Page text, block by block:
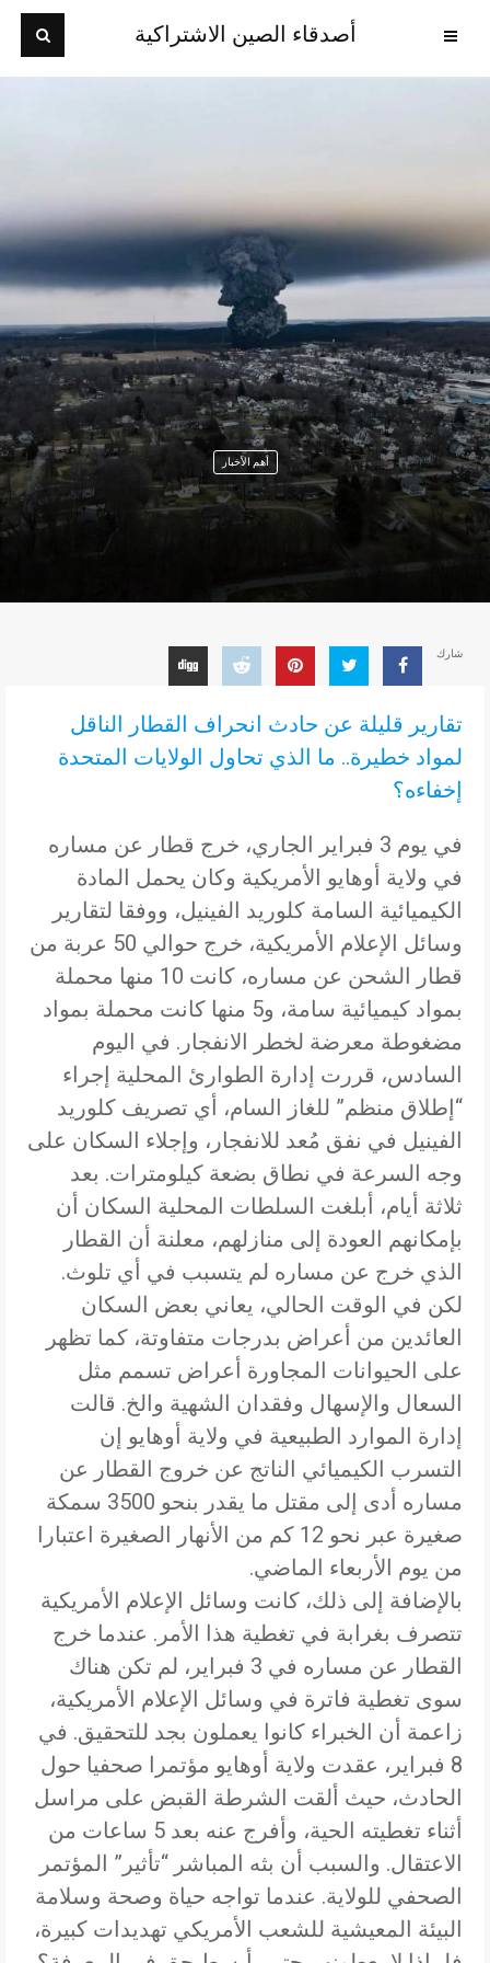
أصدقاء الصين الاشتراكية
أهم الأخبار
شارك
تقارير قليلة عن حادث انحراف القطار الناقل
لمواد خطيرة.. ما الذي تحاول الولايات المتحدة
إخفاءه؟
في يوم 3 فبراير الجاري، خرج قطار عن مساره
في ولاية أوهايو الأمريكية وكان يحمل المادة
الكيميائية السامة كلوريد الفينيل، ووفقا لتقارير
وسائل الإعلام الأمريكية، خرج حوالي 50 عربة من
قطار الشحن عن مساره، كانت 10 منها محملة
بمواد كيميائية سامة، و5 منها كانت محملة بمواد
مضغوطة معرضة لخطر الانفجار. في اليوم
السادس، قررت إدارة الطوارئ المحلية إجراء
“إطلاق منظم” للغاز السام، أي تصريف كلوريد
الفينيل في نفق مُعد للانفجار، وإجلاء السكان على
وجه السرعة في نطاق بضعة كيلومترات. بعد
ثلاثة أيام، أبلغت السلطات المحلية السكان أن
بإمكانهم العودة إلى منازلهم، معلنة أن القطار
الذي خرج عن مساره لم يتسبب في أي تلوث.
لكن في الوقت الحالي، يعاني بعض السكان
العائدين من أعراض بدرجات متفاوتة، كما تظهر
على الحيوانات المجاورة أعراض تسمم مثل
السعال والإسهال وفقدان الشهية والخ. قالت
إدارة الموارد الطبيعية في ولاية أوهايو إن
التسرب الكيميائي الناتج عن خروج القطار عن
مساره أدى إلى مقتل ما يقدر بنحو 3500 سمكة
صغيرة عبر نحو 12 كم من الأنهار الصغيرة اعتبارا
من يوم الأربعاء الماضي.
بالإضافة إلى ذلك، كانت وسائل الإعلام الأمريكية
تتصرف بغرابة في تغطية هذا الأمر. عندما خرج
القطار عن مساره في 3 فبراير، لم تكن هناك
سوى تغطية فاترة في وسائل الإعلام الأمريكية،
زاعمة أن الخبراء كانوا يعملون بجد للتحقيق. في
8 فبراير، عقدت ولاية أوهايو مؤتمرا صحفيا حول
الحادث، حيث ألقت الشرطة القبض على مراسل
أثناء تغطيته الحية، وأفرج عنه بعد 5 ساعات من
الاعتقال. والسبب أن بثه المباشر “تأثير” المؤتمر
الصحفي للولاية. عندما تواجه حياة وصحة وسلامة
البيئة المعيشية للشعب الأمريكي تهديدات كبيرة،